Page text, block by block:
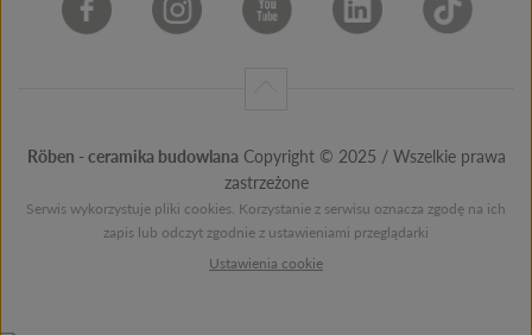
Röben - ceramika budowlana Copyright © 2025 / Wszelkie prawa
zastrzeżone
Serwis wykorzystuje pliki cookies. Korzystanie z serwisu oznacza zgodę na ich
zapis lub odczyt zgodnie z ustawieniami przeglądarki
Ustawienia cookie